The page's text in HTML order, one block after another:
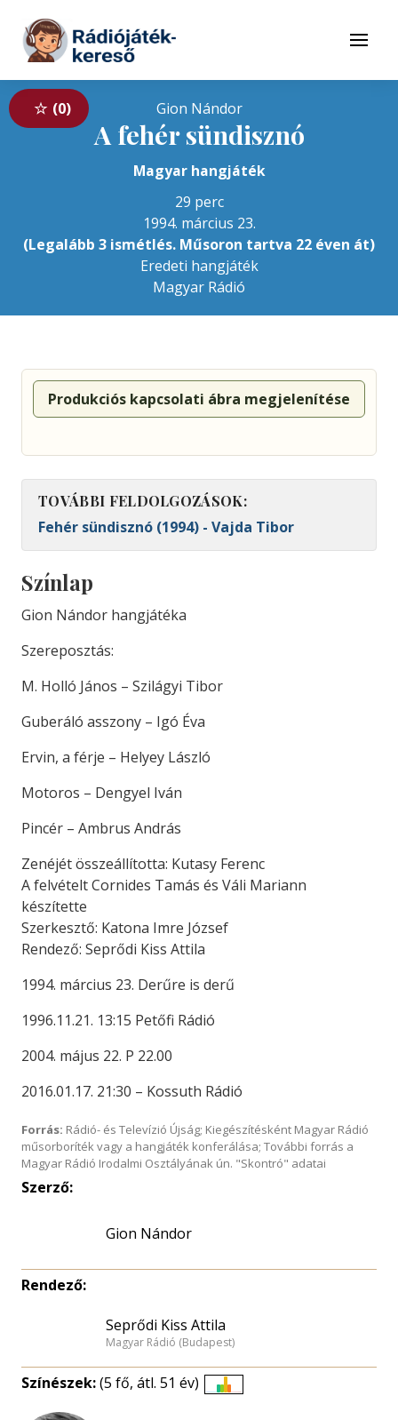
Tovább a tartalomhoz
Menü
0 Gion Nándor
A fehér sündisznó
Magyar hangjáték
29 perc
1994. március 23.
(Legalább 3 ismétlés. Műsoron tartva 22 éven át)
Eredeti hangjáték
Magyar Rádió
Produkciós kapcsolati ábra megjelenítése
TOVÁBBI FELDOLGOZÁSOK:
Fehér sündisznó (1994) - Vajda Tibor
Színlap
Gion Nándor hangjátéka
Szereposztás:
M. Holló János – Szilágyi Tibor
Guberáló asszony – Igó Éva
Ervin, a férje – Helyey László
Motoros – Dengyel Iván
Pincér – Ambrus András
Zenéjét összeállította: Kutasy Ferenc
A felvételt Cornides Tamás és Váli Mariann
készítette
Szerkesztő: Katona Imre József
Rendező: Seprődi Kiss Attila
1994. március 23. Derűre is derű
1996.11.21. 13:15 Petőfi Rádió
2004. május 22. P 22.00
2016.01.17. 21:30 – Kossuth Rádió
Forrás: Rádió- és Televízió Újság; Kiegészítésként Magyar Rádió
műsorboríték vagy a hangjáték konferálása; További forrás a
Magyar Rádió Irodalmi Osztályának ún. "Skontró" adatai
Szerző:
Gion Nándor
Rendező:
Seprődi Kiss Attila
Magyar Rádió (Budapest)
Színészek:(5 fő, átl. 51 év)